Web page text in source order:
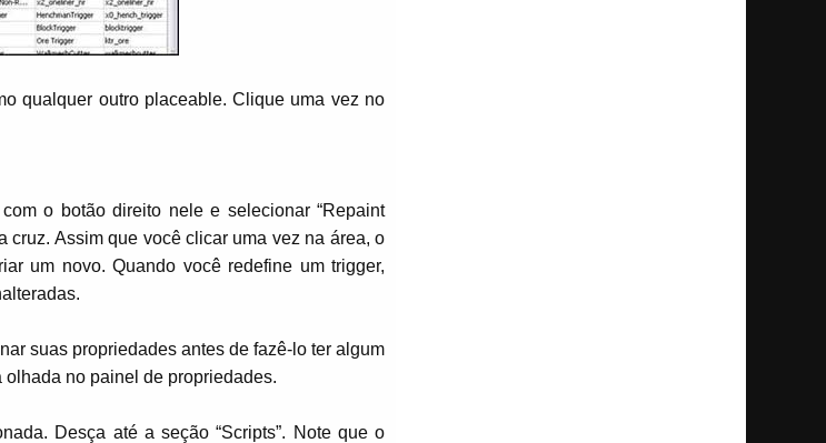
qualquer outro placeable. Clique uma vez no
o botão direito nele e selecionar “Repaint
cruz. Assim que você clicar uma vez na área, o
um novo. Quando você redefine um trigger,
suas propriedades antes de fazê-lo ter algum
no painel de propriedades.
Desça até a seção “Scripts”. Note que o